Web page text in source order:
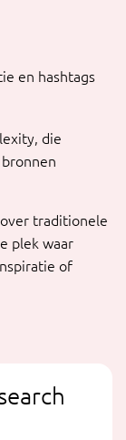
en hashtags
die
traditionele
plek waar
of